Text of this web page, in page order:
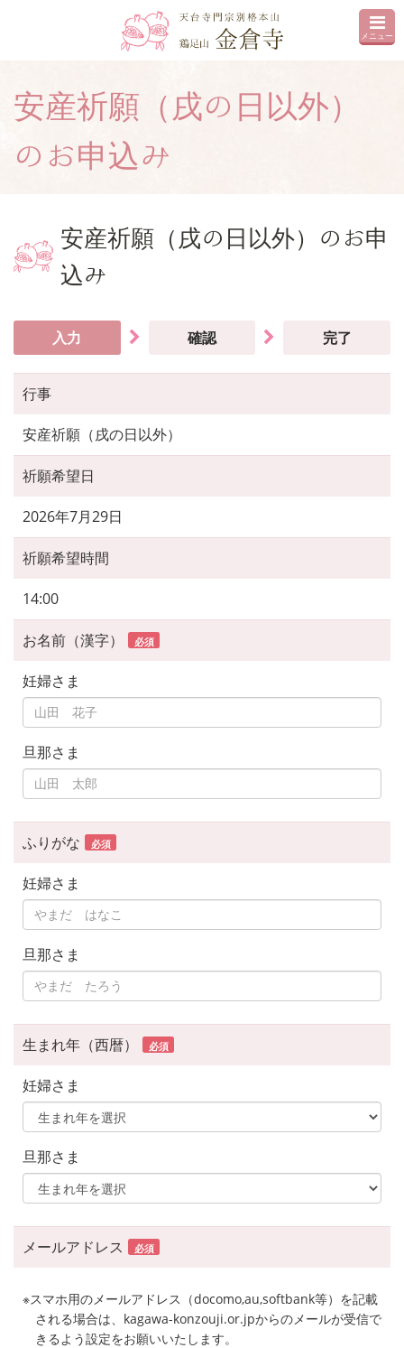
メニュー
安産祈願（戌の日以外）
のお申込み
安産祈願（戌の日以外）のお申
込み
入力 確認 完了
行事
安産祈願（戌の日以外）
祈願希望日
2026年7月29日
祈願希望時間
14:00
お名前（漢字） 必須
妊婦さま
旦那さま
ふりがな 必須
妊婦さま
旦那さま
生まれ年（西暦） 必須
妊婦さま
旦那さま
メールアドレス 必須
※スマホ用のメールアドレス（docomo,au,softbank等）を記載
される場合は、kagawa-konzouji.or.jpからのメールが受信で
きるよう設定をお願いいたします。